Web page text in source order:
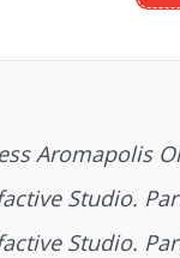
Aromapolis
Studio.
Studio.